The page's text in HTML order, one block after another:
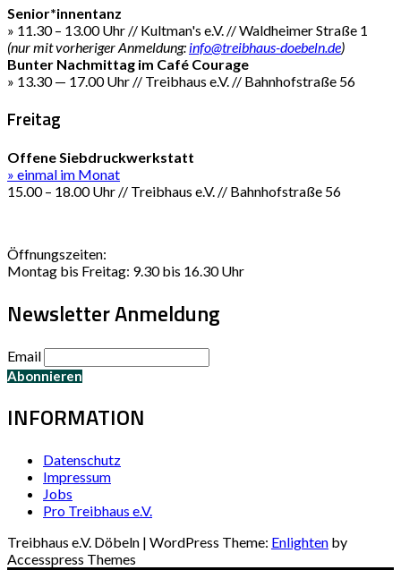
Senior*innentanz
» 11.30 – 13.00 Uhr // Kultman's e.V. // Waldheimer Straße 1
(nur mit vorheriger Anmeldung: info@treibhaus-doebeln.de)
Bunter Nachmittag im Café Courage
» 13.30 — 17.00 Uhr // Treibhaus e.V. // Bahnhofstraße 56
Freitag
Offene Siebdruckwerkstatt
» einmal im Monat
15.00 – 18.00 Uhr // Treibhaus e.V. // Bahnhofstraße 56
Öffnungszeiten:
Montag bis Freitag: 9.30 bis 16.30 Uhr
Newsletter Anmeldung
Email
INFORMATION
Datenschutz
Impressum
Jobs
Pro Treibhaus e.V.
Treibhaus e.V. Döbeln | WordPress Theme: Enlighten by
Accesspress Themes